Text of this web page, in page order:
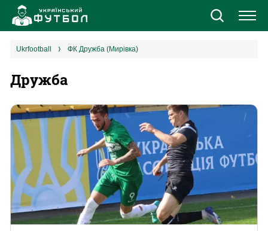
Новини
Єврокубки
УПЛ
1 ліга
2 ліга
ukrfootball ФК Дружба (Мирівка)
Дружба